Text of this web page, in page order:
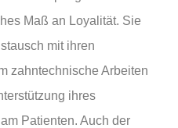
Maß an Loyalität. Sie
mit ihren
zahntechnische Arbeiten
ihres
Patienten. Auch der